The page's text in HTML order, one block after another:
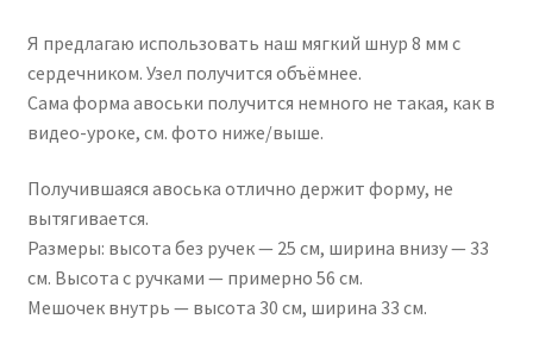
Я предлагаю использовать наш мягкий шнур 8 мм с
сердечником. Узел получится объёмнее.
Сама форма авоськи получится немного не такая, как в
видео-уроке, см. фото ниже/выше.
Получившаяся авоська отлично держит форму, не
вытягивается.
Размеры: высота без ручек — 25 см, ширина внизу — 33
см. Высота с ручками — примерно 56 см.
Мешочек внутрь — высота 30 см, ширина 33 см.